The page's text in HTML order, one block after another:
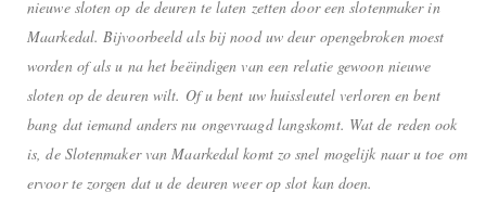
nieuwe sloten op de deuren te laten zetten door een slotenmaker in
Maarkedal. Bijvoorbeeld als bij nood uw deur opengebroken moest
worden of als u na het beëindigen van een relatie gewoon nieuwe
sloten op de deuren wilt. Of u bent uw huissleutel verloren en bent
bang dat iemand anders nu ongevraagd langskomt. Wat de reden ook
is, de Slotenmaker van Maarkedal komt zo snel mogelijk naar u toe om
ervoor te zorgen dat u de deuren weer op slot kan doen.